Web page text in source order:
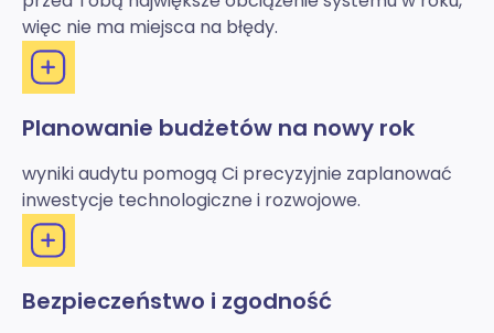
więc nie ma miejsca na błędy.
Planowanie budżetów na nowy rok
wyniki audytu pomogą Ci precyzyjnie zaplanować
inwestycje technologiczne i rozwojowe.
Bezpieczeństwo i zgodność